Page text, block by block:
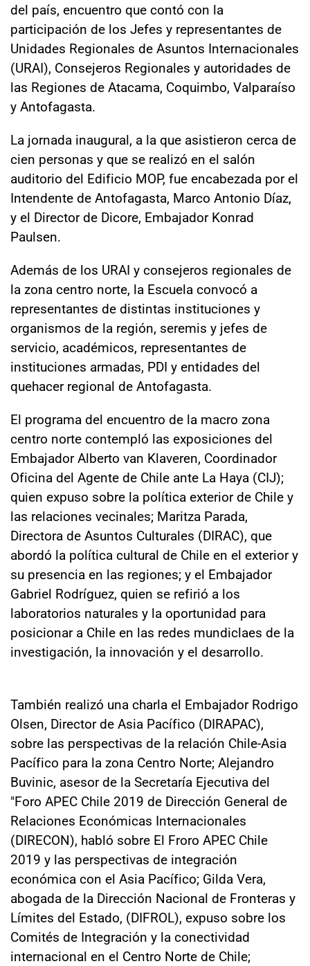
del país, encuentro que contó con la
participación de los Jefes y representantes de
Unidades Regionales de Asuntos Internacionales
(URAI), Consejeros Regionales y autoridades de
las Regiones de Atacama, Coquimbo, Valparaíso
y Antofagasta.
La jornada inaugural, a la que asistieron cerca de
cien personas y que se realizó en el salón
auditorio del Edificio MOP, fue encabezada por el
Intendente de Antofagasta, Marco Antonio Díaz,
y el Director de Dicore, Embajador Konrad
Paulsen.
Además de los URAI y consejeros regionales de
la zona centro norte, la Escuela convocó a
representantes de distintas instituciones y
organismos de la región, seremis y jefes de
servicio, académicos, representantes de
instituciones armadas, PDI y entidades del
quehacer regional de Antofagasta.
El programa del encuentro de la macro zona
centro norte contempló las exposiciones del
Embajador Alberto van Klaveren, Coordinador
Oficina del Agente de Chile ante La Haya (CIJ);
quien expuso sobre la política exterior de Chile y
las relaciones vecinales; Maritza Parada,
Directora de Asuntos Culturales (DIRAC), que
abordó la política cultural de Chile en el exterior y
su presencia en las regiones; y el Embajador
Gabriel Rodríguez, quien se refirió a los
laboratorios naturales y la oportunidad para
posicionar a Chile en las redes mundiclaes de la
investigación, la innovación y el desarrollo.
También realizó una charla el Embajador Rodrigo
Olsen, Director de Asia Pacífico (DIRAPAC),
sobre las perspectivas de la relación Chile-Asia
Pacífico para la zona Centro Norte; Alejandro
Buvinic, asesor de la Secretaría Ejecutiva del
"Foro APEC Chile 2019 de Dirección General de
Relaciones Económicas Internacionales
(DIRECON), habló sobre El Froro APEC Chile
2019 y las perspectivas de integración
económica con el Asia Pacífico; Gilda Vera,
abogada de la Dirección Nacional de Fronteras y
Límites del Estado, (DIFROL), expuso sobre los
Comités de Integración y la conectividad
internacional en el Centro Norte de Chile;